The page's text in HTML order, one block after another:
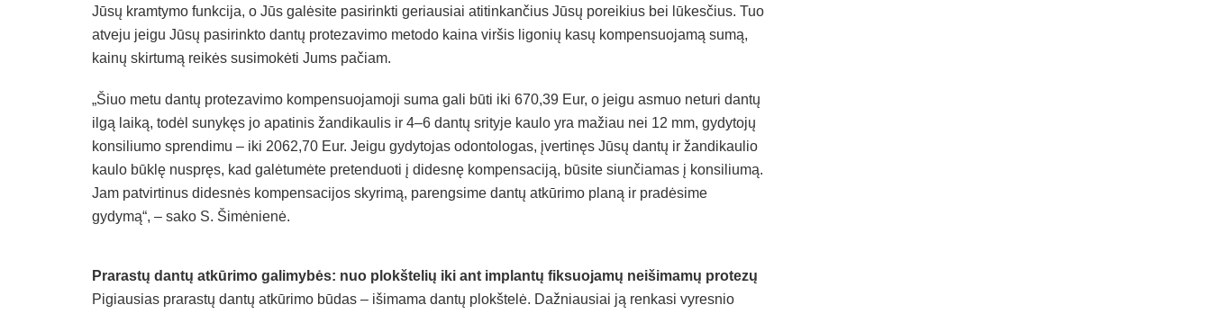
Jūsų kramtymo funkcija, o Jūs galėsite pasirinkti geriausiai atitinkančius Jūsų poreikius bei lūkesčius. Tuo
atveju jeigu Jūsų pasirinkto dantų protezavimo metodo kaina viršis ligonių kasų kompensuojamą sumą,
kainų skirtumą reikės susimokėti Jums pačiam.
„Šiuo metu dantų protezavimo kompensuojamoji suma gali būti iki 670,39 Eur, o jeigu asmuo neturi dantų
ilgą laiką, todėl sunykęs jo apatinis žandikaulis ir 4–6 dantų srityje kaulo yra mažiau nei 12 mm, gydytojų
konsiliumo sprendimu – iki 2062,70 Eur. Jeigu gydytojas odontologas, įvertinęs Jūsų dantų ir žandikaulio
kaulo būklę nuspręs, kad galėtumėte pretenduoti į didesnę kompensaciją, būsite siunčiamas į konsiliumą.
Jam patvirtinus didesnės kompensacijos skyrimą, parengsime dantų atkūrimo planą ir pradėsime
gydymą“, – sako S. Šimėnienė.
Prarastų dantų atkūrimo galimybės: nuo plokštelių iki ant implantų fiksuojamų neišimamų protezų
Pigiausias prarastų dantų atkūrimo būdas – išimama dantų plokštelė. Dažniausiai ją renkasi vyresnio